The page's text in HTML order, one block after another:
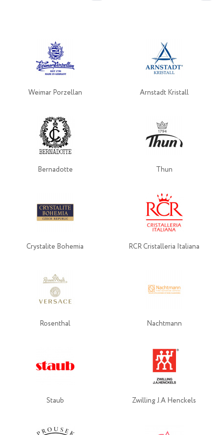
Weimar Porzellan Arnstadt Kristall
Bernadotte Thun
Crystalite Bohemia RCR Cristalleria Italiana
Rosenthal Nachtmann
Staub Zwilling J.A Henckels